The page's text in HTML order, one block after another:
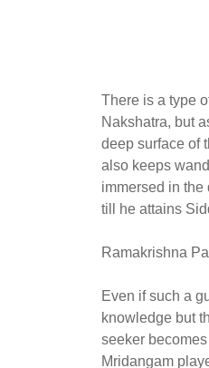
There is a type
Nakshatra, but
deep surface of
also keeps
immersed in
till he attains
Ramakrishna
Even if such a
knowledge but
seeker
Mridangam